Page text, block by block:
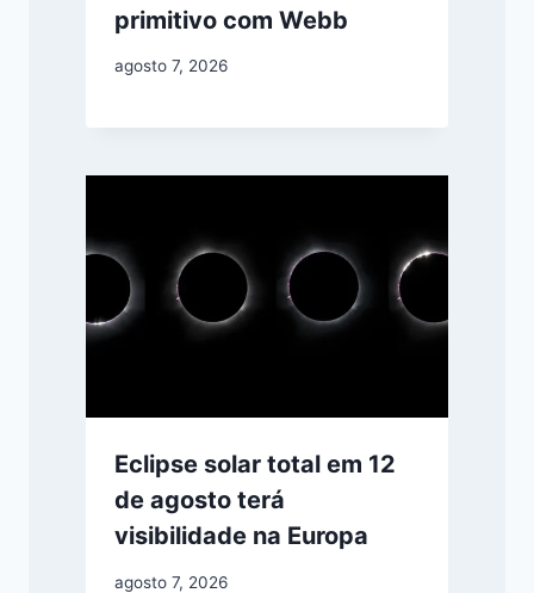
primitivo com Webb
agosto 7, 2026
Eclipse solar total em 12
de agosto terá
visibilidade na Europa
agosto 7, 2026